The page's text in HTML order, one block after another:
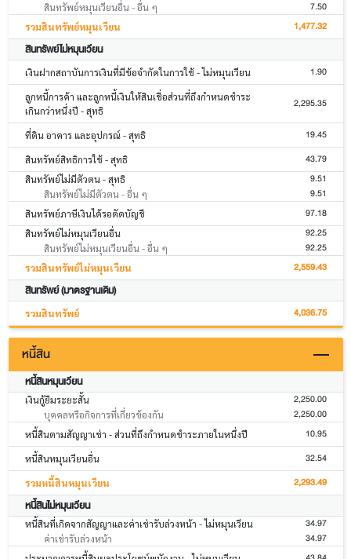
สินทรัพย์หมุนเวียนอื่น - อื่น ๆ 7.50
รวมสินทรัพย์หมุนเวียน 1,477.32
สินทรัพย์ไม่หมุนเวียน
เงินฝากสถาบันการเงินที่มีข้อจำกัดในการใช้ - ไม่หมุนเวียน 1.90
ลูกหนี้การค้า และลูกหนี้เงินให้สินเชื่อส่วนที่ถึงกำหนดชำระ
เกินกว่าหนึ่งปี - สุทธิ
2,295.35
ที่ดิน อาคาร และอุปกรณ์ - สุทธิ 19.45
สินทรัพย์สิทธิการใช้ - สุทธิ 43.79
สินทรัพย์ไม่มีตัวตน - สุทธิ 9.51
สินทรัพย์ไม่มีตัวตน - อื่น ๆ 9.51
สินทรัพย์ภาษีเงินได้รอตัดบัญชี 97.18
สินทรัพย์ไม่หมุนเวียนอื่น 92.25
สินทรัพย์ไม่หมุนเวียนอื่น - อื่น ๆ 92.25
รวมสินทรัพย์ไม่หมุนเวียน 2,559.43
สินทรัพย์ (มาตรฐานเดิม)
รวมสินทรัพย์ 4,036.75
หนี้สิน
หนี้สินหมุนเวียน
เงินกู้ยืมระยะสั้น 2,250.00
บุคคลหรือกิจการที่เกี่ยวข้องกัน 2,250.00
หนี้สินตามสัญญาเช่า - ส่วนที่ถึงกำหนดชำระภายในหนึ่งปี 10.95
หนี้สินหมุนเวียนอื่น 32.54
รวมหนี้สินหมุนเวียน 2,293.49
หนี้สินไม่หมุนเวียน
หนี้สินที่เกิดจากสัญญาและค่าเช่ารับล่วงหน้า - ไม่หมุนเวียน 34.97
ค่าเช่ารับล่วงหน้า 34.97